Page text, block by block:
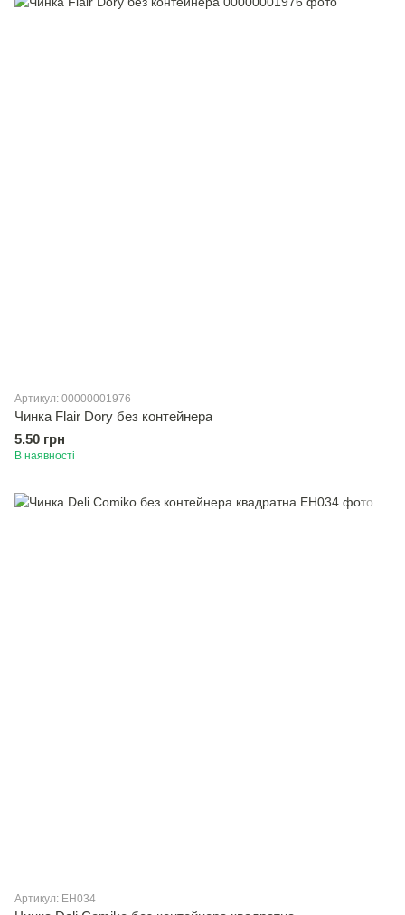
Артикул: 00000001976
Чинка Flair Dory без контейнера
5.50 грн
В наявності
Артикул: EH034